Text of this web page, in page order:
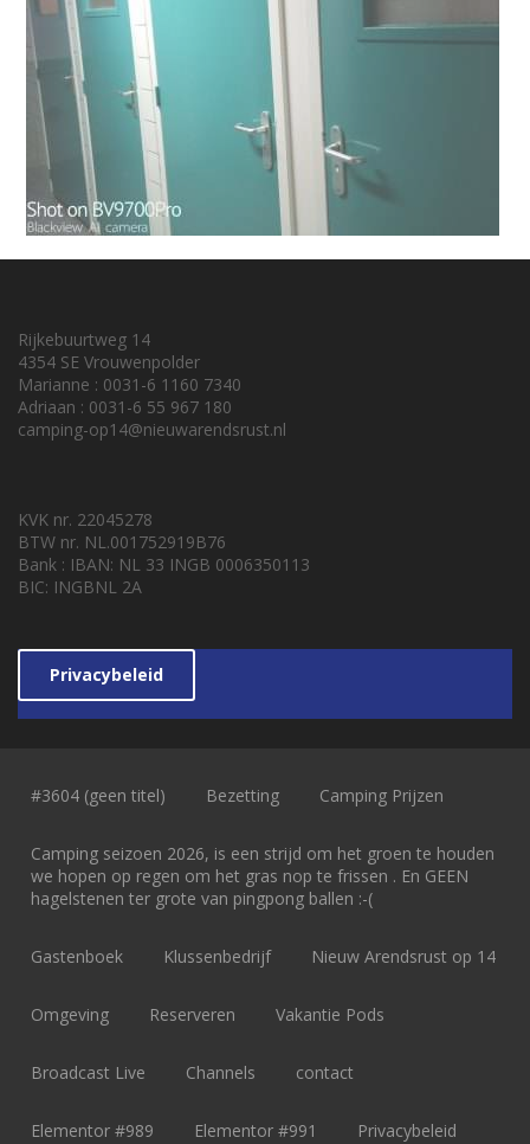
Rijkebuurtweg 14
4354 SE Vrouwenpolder
Marianne : 0031-6 1160 7340
Adriaan : 0031-6 55 967 180
camping-op14@nieuwarendsrust.nl
KVK nr. 22045278
BTW nr. NL.001752919B76
Bank : IBAN: NL 33 INGB 0006350113
BIC: INGBNL 2A
Privacybeleid
#3604 (geen titel) Bezetting Camping Prijzen
Camping seizoen 2026, is een strijd om het groen te houden
we hopen op regen om het gras nop te frissen . En GEEN
hagelstenen ter grote van pingpong ballen :-(
Gastenboek Klussenbedrijf Nieuw Arendsrust op 14
Omgeving Reserveren Vakantie Pods
Broadcast Live Channels contact
Elementor #989 Elementor #991 Privacybeleid